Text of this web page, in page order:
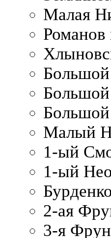
Малая
Романов
Большой
Малый
1-ый
1-ый
2-ая
3-я